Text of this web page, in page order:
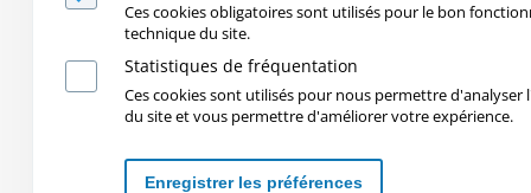
Ces cookies obligatoires sont utilisés pour le bon
technique du site.
Statistiques de fréquentation
Ces cookies sont utilisés pour nous permettre d'analyser
du site et vous permettre d'améliorer votre expérience.
Enregistrer les préférences